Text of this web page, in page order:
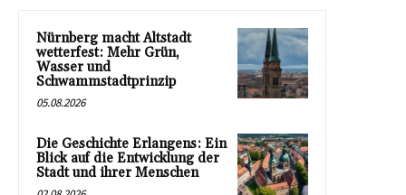
Nürnberg macht Altstadt
wetterfest: Mehr Grün,
Wasser und
Schwammstadtprinzip
05.08.2026
Die Geschichte Erlangens: Ein
Blick auf die Entwicklung der
Stadt und ihrer Menschen